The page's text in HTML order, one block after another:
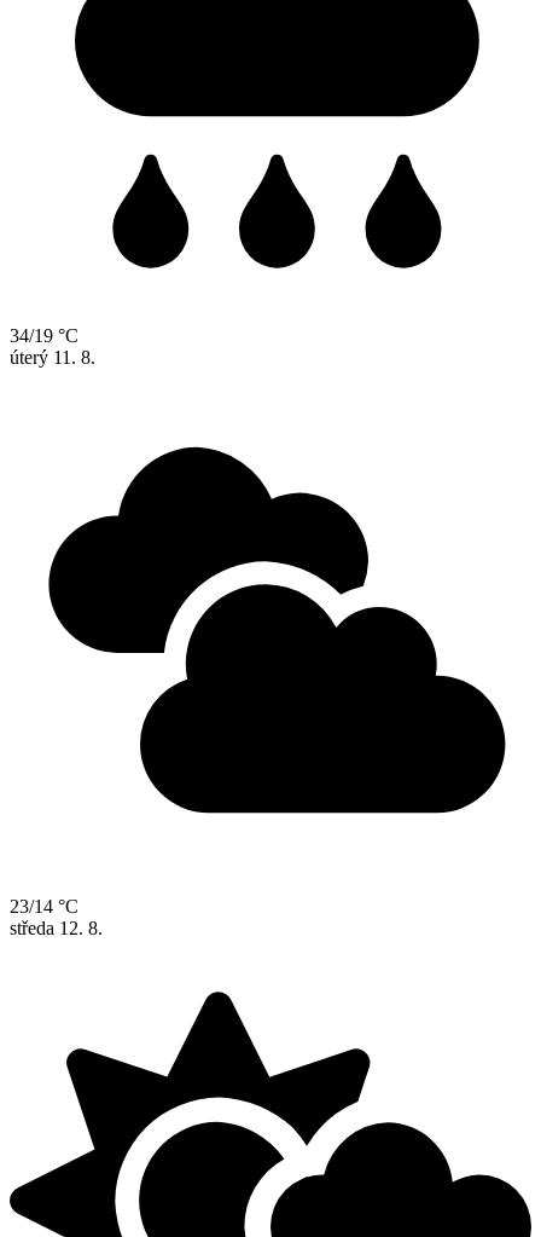
34/19 °C
úterý 11. 8.
23/14 °C
středa 12. 8.